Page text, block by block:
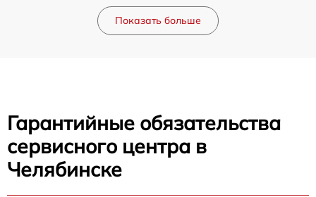
Показать больше
Гарантийные обязательства
сервисного центра в
Челябинске